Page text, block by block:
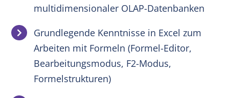
multidimensionaler OLAP-Datenbanken
Grundlegende Kenntnisse in Excel zum
Arbeiten mit Formeln (Formel-Editor,
Bearbeitungsmodus, F2-Modus,
Formelstrukturen)